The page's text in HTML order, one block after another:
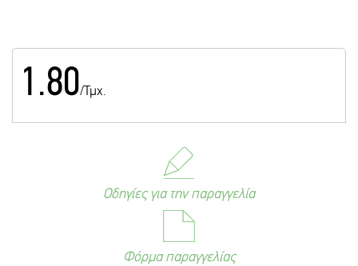
1.80/Τμχ.
Οδηγίες για την παραγγελία
Φόρμα παραγγελίας